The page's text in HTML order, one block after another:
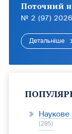
Поточний
№ 2 (97) 2026
Детальніше
Наукове
285